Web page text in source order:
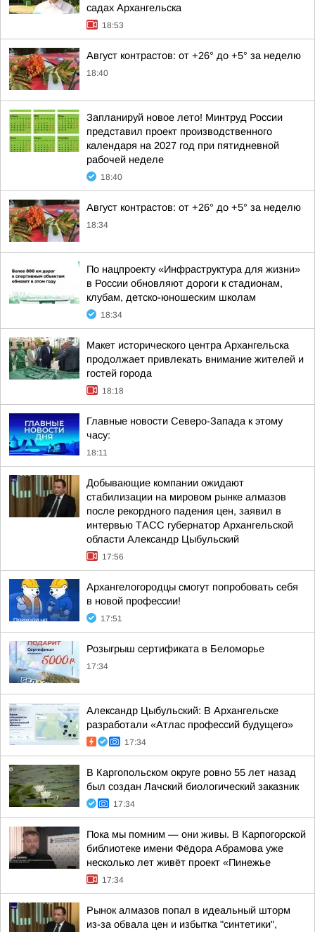
садах Архангельска
18:53
Август контрастов: от +26° до +5° за неделю
18:40
Запланируй новое лето! Минтруд России
представил проект производственного
календаря на 2027 год при пятидневной
рабочей неделе
18:40
Август контрастов: от +26° до +5° за неделю
18:34
По нацпроекту «Инфраструктура для жизни»
в России обновляют дороги к стадионам,
клубам, детско-юношеским школам
18:34
Макет исторического центра Архангельска
продолжает привлекать внимание жителей и
гостей города
18:18
Главные новости Северо-Запада к этому
часу:
18:11
Добывающие компании ожидают
стабилизации на мировом рынке алмазов
после рекордного падения цен, заявил в
интервью ТАСС губернатор Архангельской
области Александр Цыбульский
17:56
Архангелогородцы смогут попробовать себя
в новой профессии!
17:51
Розыгрыш сертификата в Беломорье
17:34
Александр Цыбульский: В Архангельске
разработали «Атлас профессий будущего»
17:34
В Каргопольском округе ровно 55 лет назад
был создан Лачский биологический заказник
17:34
Пока мы помним — они живы. В Карпогорской
библиотеке имени Фёдора Абрамова уже
несколько лет живёт проект «Пинежье
17:34
Рынок алмазов попал в идеальный шторм
из-за обвала цен и избытка "синтетики",